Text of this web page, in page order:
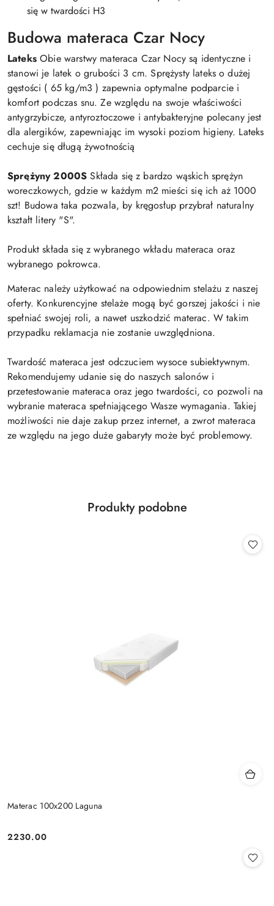
się w twardości H3
Budowa materaca Czar Nocy
LateksObie warstwy materaca Czar Nocy są identyczne i
stanowi je latek o grubości 3 cm. Sprężysty lateks o dużej
gęstości ( 65 kg/m3 ) zapewnia optymalne podparcie i
komfort podczas snu. Ze względu na swoje właściwości
antygrzybicze, antyroztoczowe i antybakteryjne polecany jest
dla alergików, zapewniając im wysoki poziom higieny. Lateks
cechuje się długą żywotnością
Sprężyny 2000S Składa się z bardzo wąskich sprężyn
woreczkowych, gdzie w każdym m2 mieści się ich aż 1000
szt! Budowa taka pozwala, by kręgosłup przybrał naturalny
kształt litery "S".
Produkt składa się z wybranego wkładu materaca oraz
wybranego pokrowca.
Materac należy użytkować na odpowiednim stelażu z naszej
oferty. Konkurencyjne stelaże mogą być gorszej jakości i nie
spełniać swojej roli, a nawet uszkodzić materac. W takim
przypadku reklamacja nie zostanie uwzględniona.
Twardość materaca jest odczuciem wysoce subiektywnym.
Rekomendujemy udanie się do naszych salonów i
przetestowanie materaca oraz jego twardości, co pozwoli na
wybranie materaca spełniającego Wasze wymagania. Takiej
możliwości nie daje zakup przez internet, a zwrot materaca
ze względu na jego duże gabaryty może być problemowy.
Pomiń karuzelę produktów
Produkty
Produkty podobne
Materac 100x200 Laguna
Cena:
2230.00